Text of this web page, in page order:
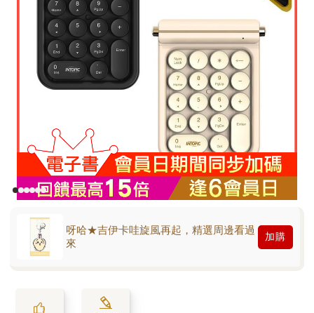
呀哈★吉伊卡哇旋風再起，精選周邊看過
來
加購